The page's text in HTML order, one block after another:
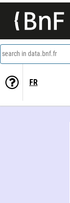
search in data.bnf.fr
FR